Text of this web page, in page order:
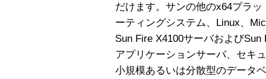
だけます。サンの他のx64プラ
ーティングシステム、Linux、
Sun Fire X4100サーバおよび
アプリケーションサーバ、セキ
小規模あるいは分散型のデータ